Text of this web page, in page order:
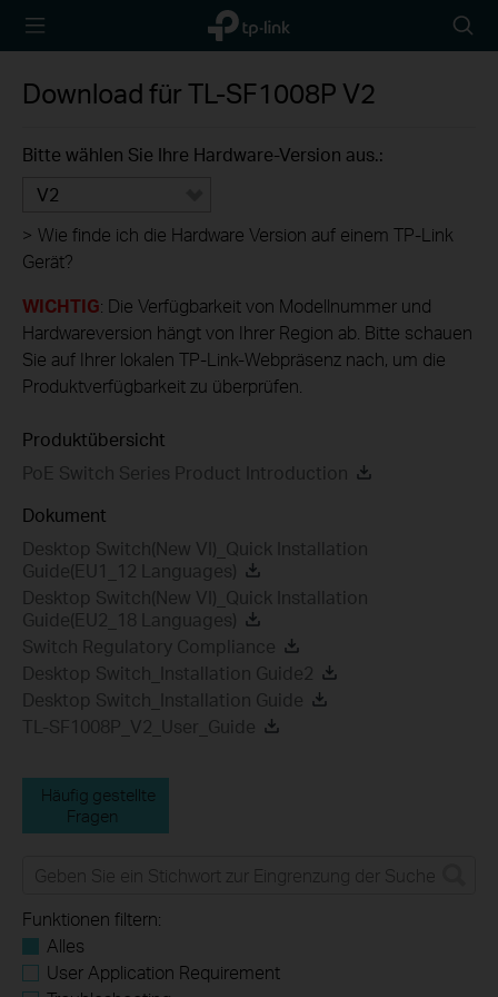
TP-Link,
Reliably
icon
Download fürTL-SF1008P V2
Bitte wählen Sie Ihre Hardware-Version aus.:
V2
> Wie finde ich die Hardware Version auf einem TP-Link
Gerät?
WICHTIG: Die Verfügbarkeit von Modellnummer und
Hardwareversion hängt von Ihrer Region ab. Bitte schauen
Sie auf Ihrer lokalen TP-Link-Webpräsenz nach, um die
Produktverfügbarkeit zu überprüfen.
Produktübersicht
PoE Switch Series Product Introduction
Dokument
Desktop Switch(New VI)_Quick Installation
Guide(EU1_12 Languages)
Desktop Switch(New VI)_Quick Installation
Guide(EU2_18 Languages)
Switch Regulatory Compliance
Desktop Switch_Installation Guide2
Desktop Switch_Installation Guide
TL-SF1008P_V2_User_Guide
Häufig gestellte
Fragen
Funktionen filtern:
Alles
User Application Requirement